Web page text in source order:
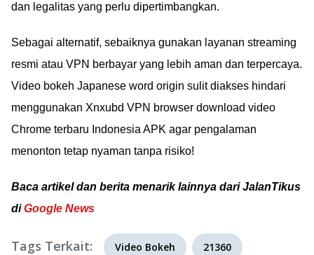
dan legalitas yang perlu dipertimbangkan.
Sebagai alternatif, sebaiknya gunakan layanan streaming
resmi atau VPN berbayar yang lebih aman dan terpercaya.
Video bokeh Japanese word origin sulit diakses hindari
menggunakan Xnxubd VPN browser download video
Chrome terbaru Indonesia APK agar pengalaman
menonton tetap nyaman tanpa risiko!
Baca artikel dan berita menarik lainnya dari JalanTikus
diGoogle News
Tags Terkait: Video Bokeh 21360